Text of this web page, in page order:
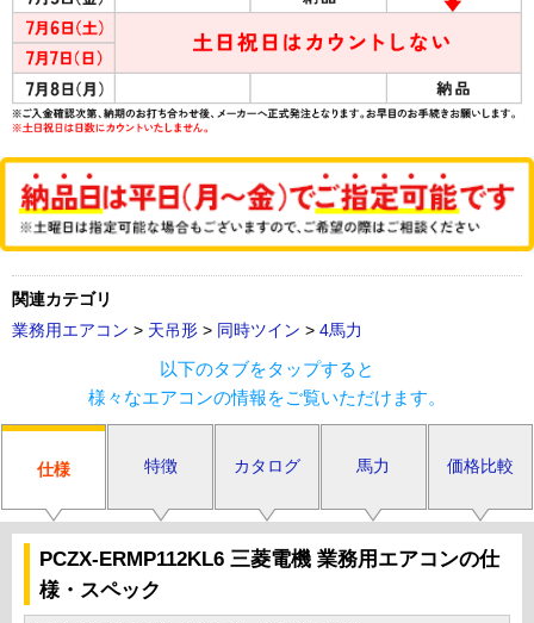
関連カテゴリ
業務用エアコン > 天吊形 > 同時ツイン > 4馬力
以下のタブをタップすると
様々なエアコンの情報をご覧いただけます。
仕様 特徴 カタログ 馬力 価格比較
PCZX-ERMP112KL6 三菱電機 業務用エアコンの仕
様・スペック